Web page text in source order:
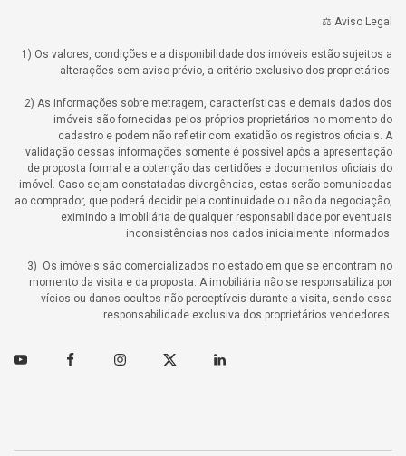
⚖️ Aviso Legal
1) Os valores, condições e a disponibilidade dos imóveis estão sujeitos a
alterações sem aviso prévio, a critério exclusivo dos proprietários.
2) As informações sobre metragem, características e demais dados dos
imóveis são fornecidas pelos próprios proprietários no momento do
cadastro e podem não refletir com exatidão os registros oficiais. A
validação dessas informações somente é possível após a apresentação
de proposta formal e a obtenção das certidões e documentos oficiais do
imóvel. Caso sejam constatadas divergências, estas serão comunicadas
ao comprador, que poderá decidir pela continuidade ou não da negociação,
eximindo a imobiliária de qualquer responsabilidade por eventuais
inconsistências nos dados inicialmente informados.
3) Os imóveis são comercializados no estado em que se encontram no
momento da visita e da proposta. A imobiliária não se responsabiliza por
vícios ou danos ocultos não perceptíveis durante a visita, sendo essa
responsabilidade exclusiva dos proprietários vendedores.
Youtube FacebookInstagramTwitter Linkedin